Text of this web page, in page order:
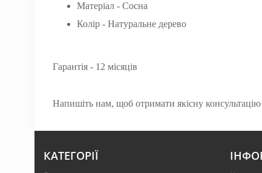
Матеріал - Сосна
Колір - Натуральне дерево
Гарантія - 12 місяців
Напишіть нам, щоб отримати якісну
КАТЕГОРІЇ